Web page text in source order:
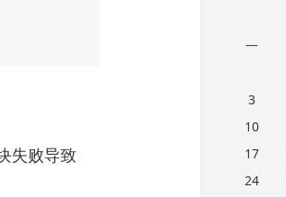
失败导致
一
3
10
17
24